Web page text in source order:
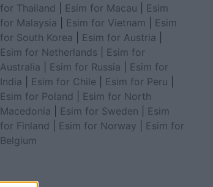
for Thailand
Esim for Macau
Esim
for Malaysia
Esim for Vietnam
Esim
for South Korea
Esim for Austria
Esim for Netherlands
Esim for
Australia
Esim for Russia
Esim for
India
Esim for Chile Esim for Peru
Esim for Poland
Esim for North
Macedonia
Esim for Sweden
Esim
for Finland
Esim for Norway
Esim for
Belgium